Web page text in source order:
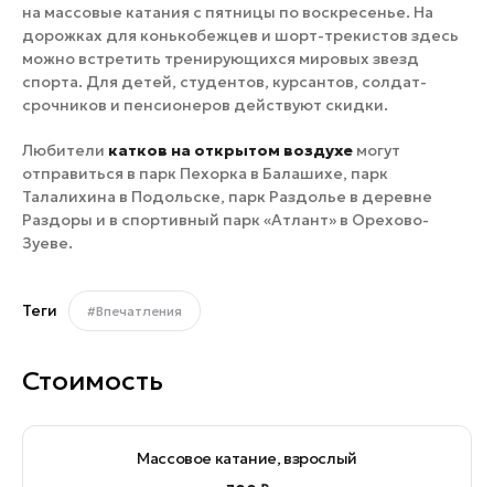
на массовые катания с пятницы по воскресенье. На
дорожках для конькобежцев и шорт-трекистов здесь
можно встретить тренирующихся мировых звезд
спорта. Для детей, студентов, курсантов, солдат-
срочников и пенсионеров действуют скидки.
Любители катков на открытом воздухе могут
отправиться в парк Пехорка в Балашихе, парк
Талалихина в Подольске, парк Раздолье в деревне
Раздоры и в спортивный парк «Атлант» в Орехово-
Зуеве.
Теги #Впечатления
Стоимость
Массовое катание, взрослый